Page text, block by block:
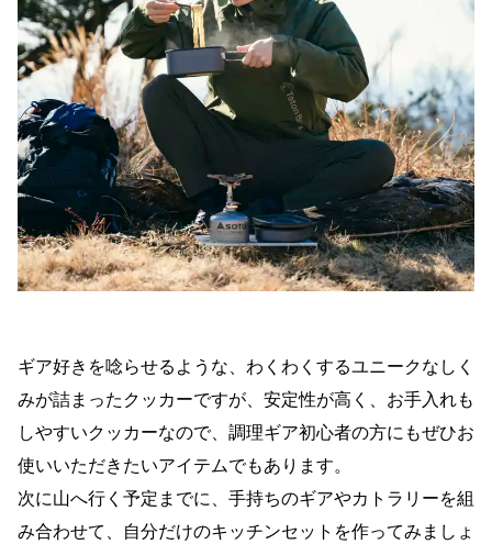
ギア好きを唸らせるような、わくわくするユニークなしく
みが詰まったクッカーですが、安定性が高く、お手入れも
しやすいクッカーなので、調理ギア初心者の方にもぜひお
使いいただきたいアイテムでもあります。
次に山へ行く予定までに、手持ちのギアやカトラリーを組
み合わせて、自分だけのキッチンセットを作ってみましょ